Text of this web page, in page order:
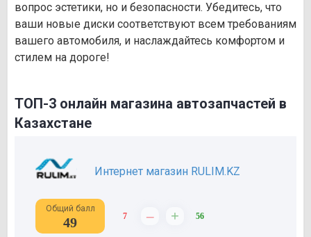
вопрос эстетики, но и безопасности. Убедитесь, что
ваши новые диски соответствуют всем требованиям
вашего автомобиля, и наслаждайтесь комфортом и
стилем на дороге!
ТОП-3 онлайн магазина автозапчастей в
Казахстане
Интернет магазин RULIM.KZ
Общий балл
49 7 – + 56